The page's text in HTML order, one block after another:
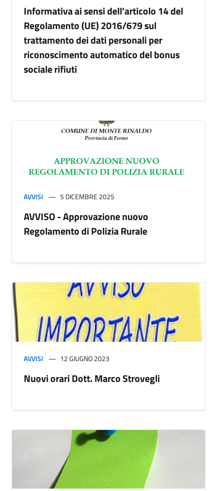
Informativa ai sensi dell'articolo 14 del
Regolamento (UE) 2016/679 sul
trattamento dei dati personali per
riconoscimento automatico del bonus
sociale rifiuti
AVVISI 5 DICEMBRE 2025
AVVISO - Approvazione nuovo
Regolamento di Polizia Rurale
AVVISI 12 GIUGNO 2023
Nuovi orari Dott. Marco Strovegli